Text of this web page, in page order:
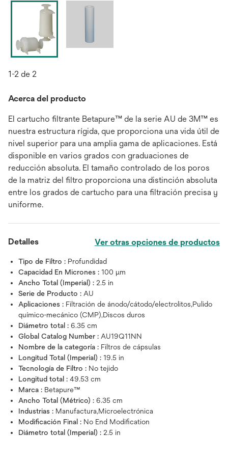
1-2 de 2
Acerca del producto
El cartucho filtrante Betapure™ de la serie AU de 3M™ es
nuestra estructura rígida, que proporciona una vida útil de
nivel superior para una amplia gama de aplicaciones. Está
disponible en varios grados con graduaciones de
reducción absoluta. El tamaño controlado de los poros
de la matriz del filtro proporciona una distinción absoluta
entre los grados de cartucho para una filtración precisa y
uniforme.
Detalles Ver otras opciones de productos
Tipo de Filtro : Profundidad
Capacidad En Micrones : 100 μm
Ancho Total (Imperial) : 2.5 in
Serie de Producto : AU
Aplicaciones : Filtración de ánodo/cátodo/electrolitos,Pulido
químico-mecánico (CMP),Discos duros
Diámetro total : 6.35 cm
Global Catalog Number : AU19Q11NN
Nombre de la categoría : Filtros de cápsulas
Longitud Total (Imperial) : 19.5 in
Tecnología de Filtro : No tejido
Longitud total : 49.53 cm
Marca : Betapure™
Ancho Total (Métrico) : 6.35 cm
Industrias : Manufactura,Microelectrónica
Modificación Final : No End Modification
Diámetro total (Imperial) : 2.5 in